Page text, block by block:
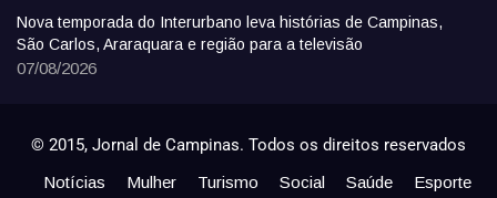
Nova temporada do Interurbano leva histórias de Campinas,
São Carlos, Araraquara e região para a televisão
07/08/2026
© 2015, Jornal de Campinas. Todos os direitos reservados
Notícias Mulher Turismo Social Saúde
Esporte